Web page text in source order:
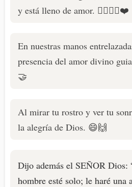
y está lleno de amor. 🚶‍♂️🚶‍♀️❤️
En nuestras manos
presencia del amor divino
🤝
Al mirar tu rostro y ver tu
la alegría de Dios. 😄🙌
Dijo además el SEÑOR Dios:
hombre esté solo; le haré una